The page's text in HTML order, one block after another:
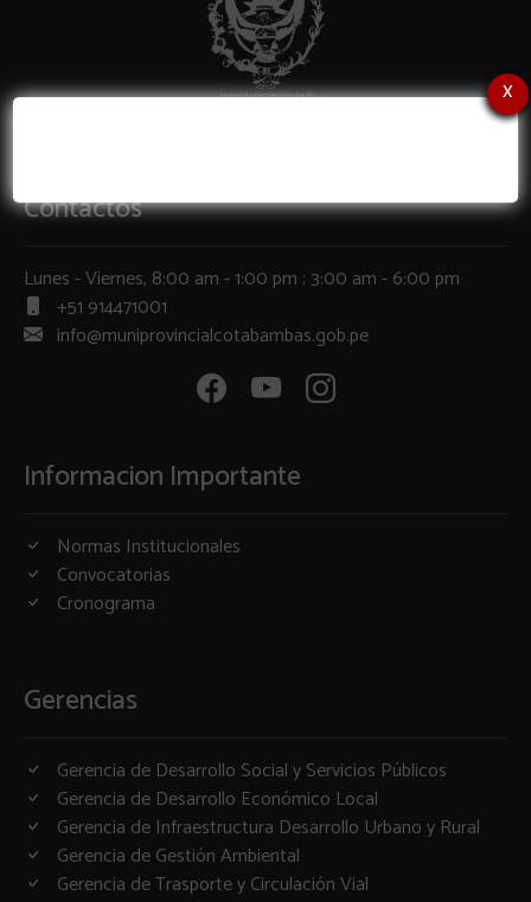
x
Contactos
Lunes - Viernes, 8:00 am - 1:00 pm ; 3:00 am - 6:00 pm
+51 914471001
info@muniprovincialcotabambas.gob.pe
Informacion Importante
Normas Institucionales
Convocatorias
Cronograma
Gerencias
Gerencia de Desarrollo Social y Servicios Públicos
Gerencia de Desarrollo Económico Local
Gerencia de Infraestructura Desarrollo Urbano y Rural
Gerencia de Gestión Ambiental
Gerencia de Trasporte y Circulación Vial